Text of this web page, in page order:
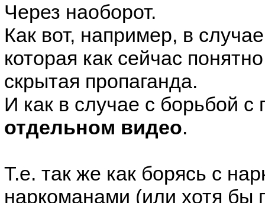
Через наоборот.
Как вот, например, в
которая как сейчас
скрытая пропаганда.
И как в случае с борьбой
отдельном видео.
Т.е. так же как борясь с
наркоманами (или хотя бы